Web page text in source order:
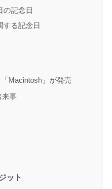
の記念日
する記念日
Macintosh」が発売
来事
ット